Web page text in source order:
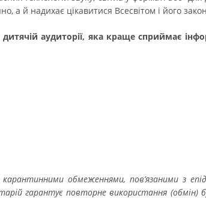
а й надихає цікавитися Всесвітом і його
аудиторії, яка краще сприймає
обмеженнями, пов’язаними з
гарантує повторне використання (обмін)